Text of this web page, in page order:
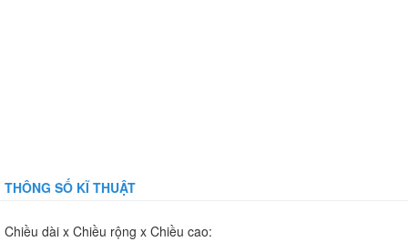
THÔNG SỐ KĨ THUẬT
Chiều dài x Chiều rộng x Chiều cao: